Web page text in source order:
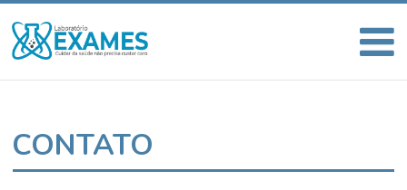
CONTATO